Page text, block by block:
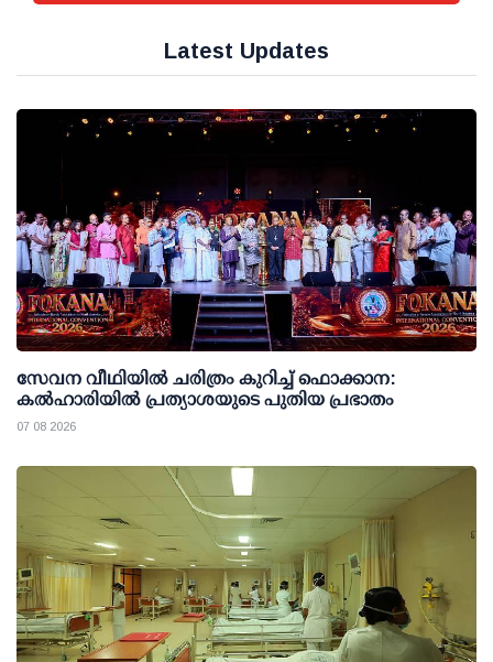
Latest Updates
സേവന വീഥിയില്‍ ചരിത്രം കുറിച്ച് ഫൊക്കാന:
കല്‍ഹാരിയില്‍ പ്രത്യാശയുടെ പുതിയ പ്രഭാതം
07 08 2026